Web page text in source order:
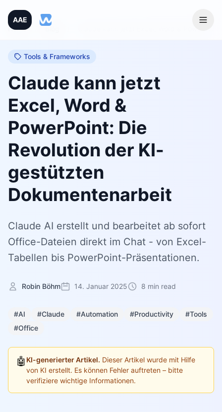
AAE
Home
Blog
Tools & Frameworks
Claude kann jetzt
Excel, Word &
PowerPoint: Die
Revolution der KI-
gestützten
Dokumentenarbeit
Claude AI erstellt und bearbeitet ab sofort
Office-Dateien direkt im Chat - von Excel-
Tabellen bis PowerPoint-Präsentationen.
Robin Böhm 14. Januar 2025 8 min read
#AI #Claude #Automation #Productivity
#Tools
#Office
🤖 KI-generierter Artikel. Dieser Artikel wurde mit Hilfe
von KI erstellt. Es können Fehler auftreten – bitte
verifiziere wichtige Informationen.